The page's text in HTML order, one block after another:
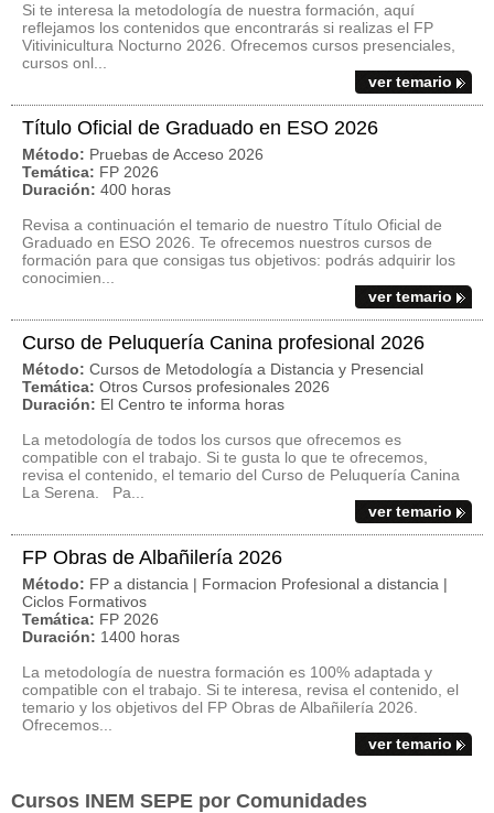
Si te interesa la metodología de nuestra formación, aquí
reflejamos los contenidos que encontrarás si realizas el FP
Vitivinicultura Nocturno 2026. Ofrecemos cursos presenciales,
cursos onl...
ver temario
Título Oficial de Graduado en ESO 2026
Método: Pruebas de Acceso 2026
Temática: FP 2026
Duración: 400 horas
Revisa a continuación el temario de nuestro Título Oficial de
Graduado en ESO 2026. Te ofrecemos nuestros cursos de
formación para que consigas tus objetivos: podrás adquirir los
conocimien...
ver temario
Curso de Peluquería Canina profesional 2026
Método: Cursos de Metodología a Distancia y Presencial
Temática: Otros Cursos profesionales 2026
Duración: El Centro te informa horas
La metodología de todos los cursos que ofrecemos es
compatible con el trabajo. Si te gusta lo que te ofrecemos,
revisa el contenido, el temario del Curso de Peluquería Canina
La Serena. Pa...
ver temario
FP Obras de Albañilería 2026
Método: FP a distancia | Formacion Profesional a distancia |
Ciclos Formativos
Temática: FP 2026
Duración: 1400 horas
La metodología de nuestra formación es 100% adaptada y
compatible con el trabajo. Si te interesa, revisa el contenido, el
temario y los objetivos del FP Obras de Albañilería 2026.
Ofrecemos...
ver temario
Cursos INEM SEPE por Comunidades